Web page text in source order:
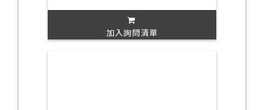
加入詢問清單